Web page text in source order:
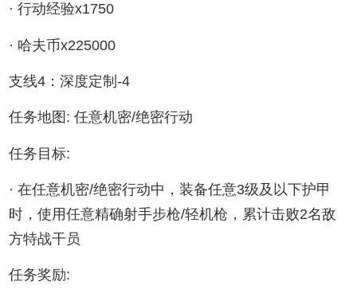
· 行动经验x1750
· 哈夫币x225000
支线4：深度定制-4
任务地图: 任意机密/绝密行动
任务目标:
· 在任意机密/绝密行动中，装备任意3级及以下护甲
时，使用任意精确射手步枪/轻机枪，累计击败2名敌
方特战干员
任务奖励: